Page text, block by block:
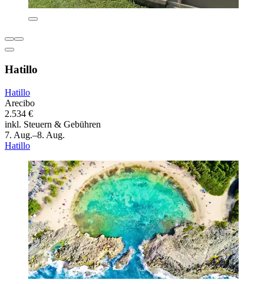
Hatillo
Hatillo
Arecibo
2.534 €
inkl. Steuern & Gebühren
7. Aug.–8. Aug.
Hatillo